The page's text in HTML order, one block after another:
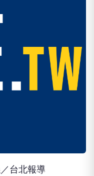
台北報導